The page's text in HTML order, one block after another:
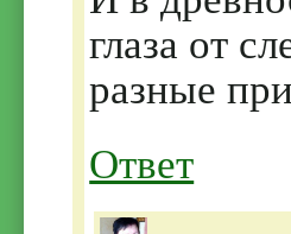
глаза от
разные
Ответ